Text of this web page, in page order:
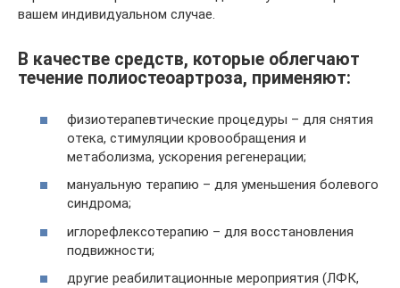
вашем индивидуальном случае.
В качестве средств, которые облегчают
течение полиостеоартроза, применяют:
физиотерапевтические процедуры – для снятия
отека, стимуляции кровообращения и
метаболизма, ускорения регенерации;
мануальную терапию – для уменьшения болевого
синдрома;
иглорефлексотерапию – для восстановления
подвижности;
другие реабилитационные мероприятия (ЛФК,